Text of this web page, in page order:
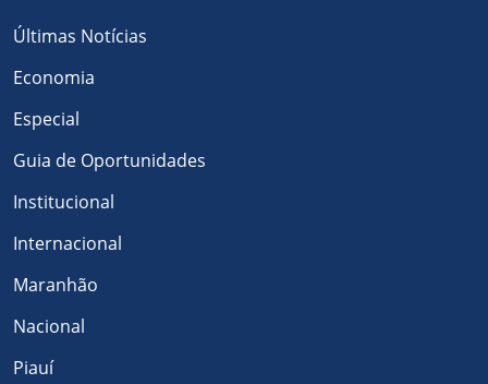
Últimas Notícias
Economia
Especial
Guia de Oportunidades
Institucional
Internacional
Maranhão
Nacional
Piauí